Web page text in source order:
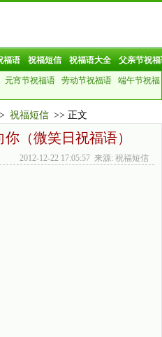
福语 祝福短信 祝福语大全 父亲节祝
元宵节祝福语 劳动节祝福语
端午节祝福
祝福短信 >> 正文
（微笑日祝福语）
2012-12-22 17:05:57 来源: 祝福短信